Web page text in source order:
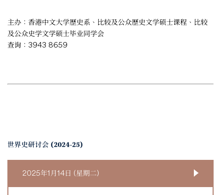
主办：香港中文大学歷史系、比较及公众歷史文学硕士课程、比较
及公众史学文学硕士毕业同学会
查询：3943 8659
世界史研讨会 (2024-25)
2025年1月14日 (星期二)